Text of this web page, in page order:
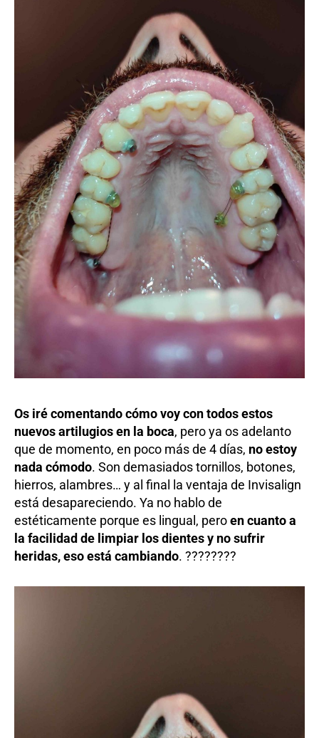
Os iré comentando cómo voy con todos estos
nuevos artilugios en la boca, pero ya os adelanto
que de momento, en poco más de 4 días, no estoy
nada cómodo. Son demasiados tornillos, botones,
hierros, alambres… y al final la ventaja de Invisalign
está desapareciendo. Ya no hablo de
estéticamente porque es lingual, peroen cuanto a
la facilidad de limpiar los dientes y no sufrir
heridas, eso está cambiando. ????????